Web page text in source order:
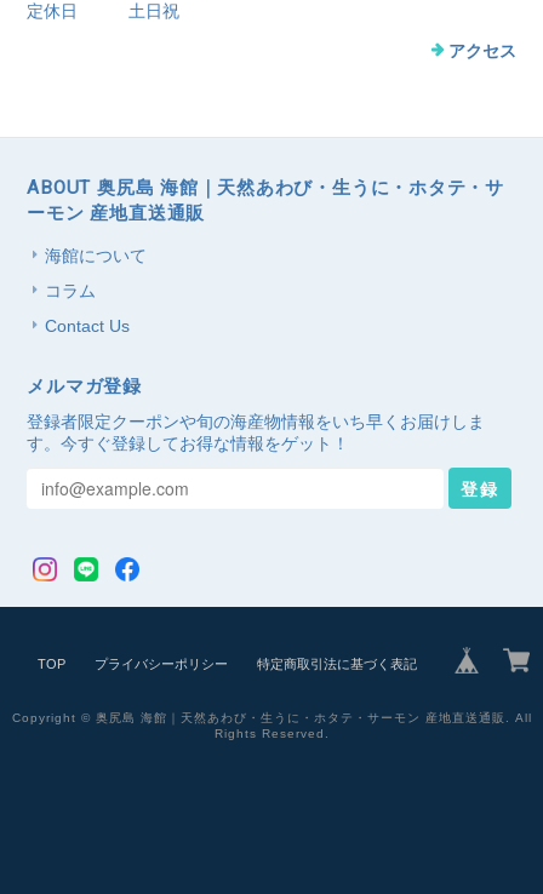
定休日
土日祝
アクセス
ABOUT 奥尻島 海館｜天然あわび・生うに・ホタテ・サ
ーモン 産地直送通販
海館について
コラム
Contact Us
メルマガ登録
登録者限定クーポンや旬の海産物情報をいち早くお届けしま
す。今すぐ登録してお得な情報をゲット！
登録
TOP プライバシーポリシー 特定商取引法に基づく表記
Copyright © 奥尻島 海館｜天然あわび・生うに・ホタテ・サーモン 産地直送通販. All
Rights Reserved.